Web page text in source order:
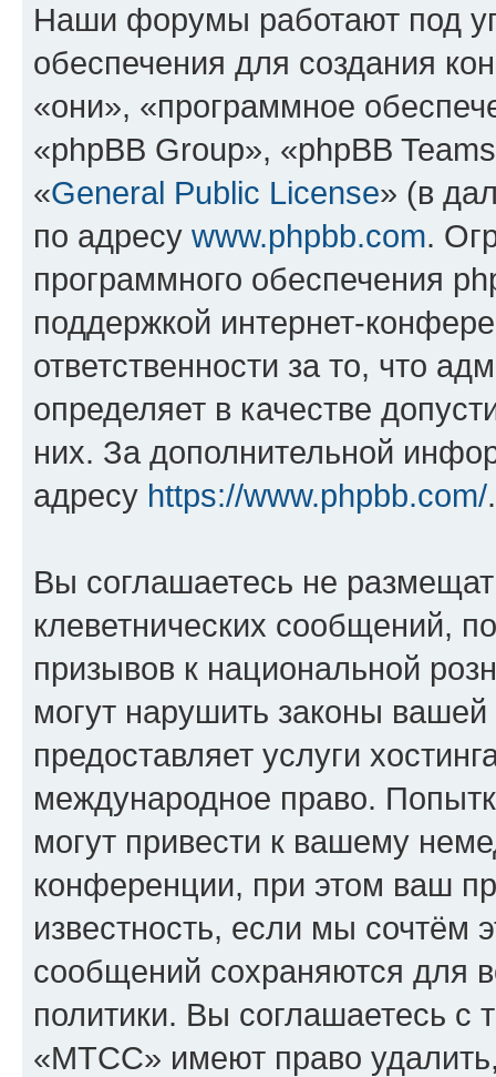
Наши форумы работают под
обеспечения для создания
«они», «программное
«phpBB Group», «phpBB
«General Public License» (в
по адресу www.phpbb.com.
программного обеспечения
поддержкой интернет-
ответственности за то, что
определяет в качестве
них. За дополнительной
адресу https://www.phpbb.com/.
Вы соглашаетесь не
клеветнических сообщений,
призывов к национальной
могут нарушить законы
предоставляет услуги
международное право.
могут привести к вашему
конференции, при этом ваш
известность, если мы сочтём
сообщений сохраняются для
политики. Вы соглашаетесь
«МТСС» имеют право удалить,